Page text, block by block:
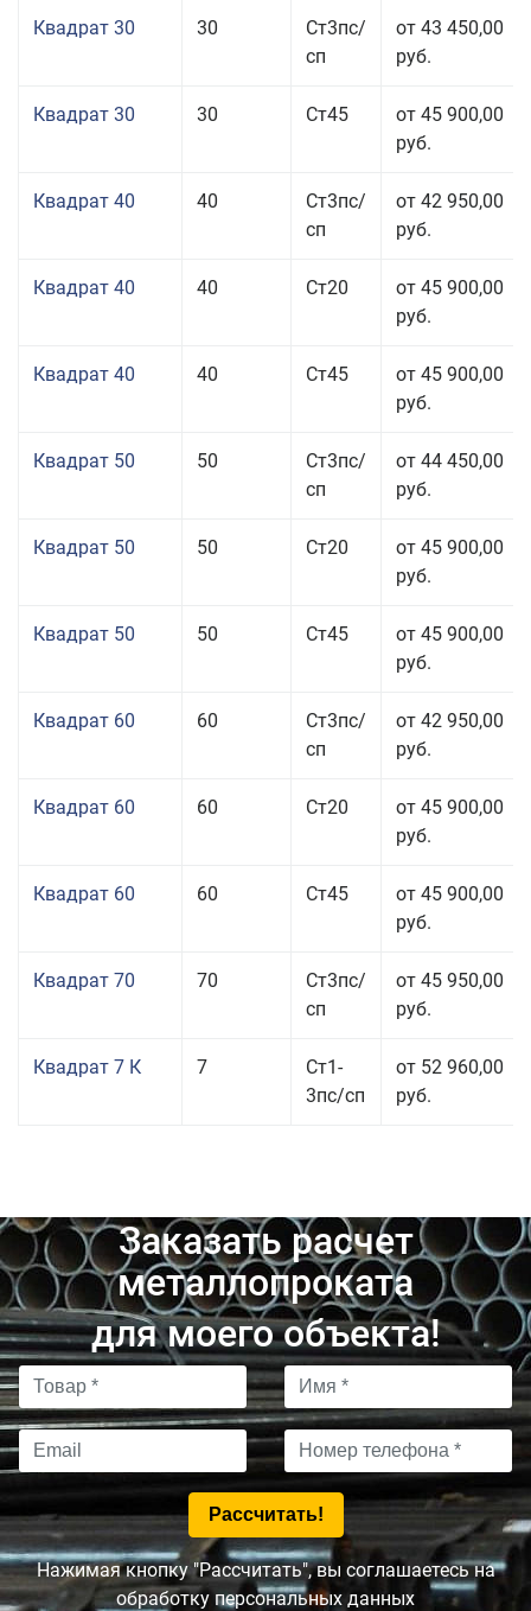
Квадрат 30 30
Ст3пс/
сп
от 43 450,00
руб.
Квадрат 30 30 Ст45
от 45 900,00
руб.
Квадрат 40 40
Ст3пс/
сп
от 42 950,00
руб.
Квадрат 40 40 Ст20
от 45 900,00
руб.
Квадрат 40 40 Ст45
от 45 900,00
руб.
Квадрат 50 50
Ст3пс/
сп
от 44 450,00
руб.
Квадрат 50 50 Ст20
от 45 900,00
руб.
Квадрат 50 50 Ст45
от 45 900,00
руб.
Квадрат 60 60
Ст3пс/
сп
от 42 950,00
руб.
Квадрат 60 60 Ст20
от 45 900,00
руб.
Квадрат 60 60 Ст45
от 45 900,00
руб.
Квадрат 70 70
Ст3пс/
сп
от 45 950,00
руб.
Квадрат 7 К 7
Ст1-
3пс/сп
от 52 960,00
руб.
Заказать расчет
металлопроката
для моего объекта!
Нажимая кнопку "Рассчитать", вы соглашаетесь на
обработку персональных данных